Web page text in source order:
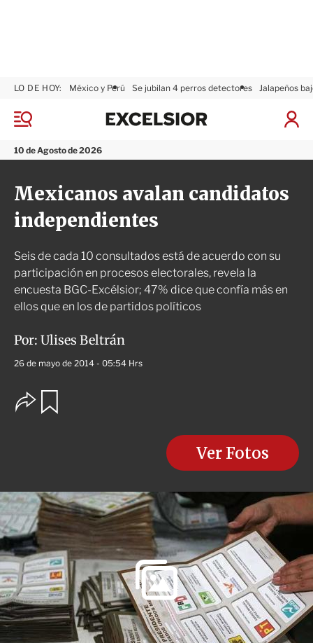
M
n
ú
10 de Agosto de 2026
LO DE HOY: México y Perú Se jubilan 4 perros detectores Jalapeños
I
x
l
i
o
Mexicanos avalan candidatos
independientes
Seis de cada 10 consultados está de acuerdo con su
participación en procesos electorales, revela la
encuesta BGC-Excélsior; 47% dice que confía más en
ellos que en los de partidos políticos
Por: Ulises Beltrán
26 de mayo de 2014 - 05:54 Hrs
O
p
s
d
e
c
o
m
p
a
r
t
i
r
Ver Fotos